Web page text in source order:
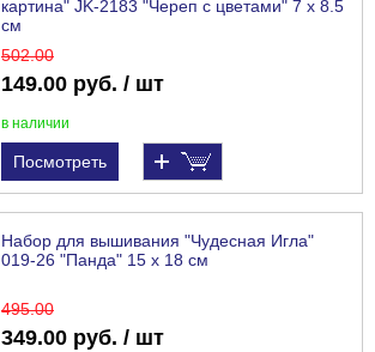
картина" JK-2183 "Череп с цветами" 7 х 8.5
см
502.00
149.00 руб. / шт
в наличии
Посмотреть
Набор для вышивания "Чудесная Игла"
019-26 "Панда" 15 х 18 см
495.00
349.00 руб. / шт